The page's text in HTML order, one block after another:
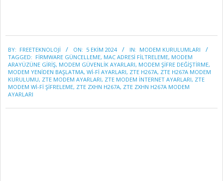
10-
05
BY: FREETEKNOLOJI ON: 5 EKIM 2024 IN: MODEM KURULUMLARI
TAGGED: FIRMWARE GÜNCELLEME, MAC ADRESI FILTRELEME, MODEM
ARAYÜZÜNE GIRIŞ, MODEM GÜVENLIK AYARLARI, MODEM ŞIFRE DEĞIŞTIRME,
MODEM YENIDEN BAŞLATMA, WI-FI AYARLARI, ZTE H267A, ZTE H267A MODEM
KURULUMU, ZTE MODEM AYARLARI, ZTE MODEM INTERNET AYARLARI, ZTE
MODEM WI-FI ŞIFRELEME, ZTE ZXHN H267A, ZTE ZXHN H267A MODEM
AYARLARI